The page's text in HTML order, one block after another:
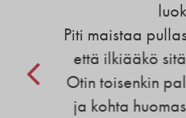
Piti maistaa
että ilkiääkö
Otin toisenkin
ja kohta